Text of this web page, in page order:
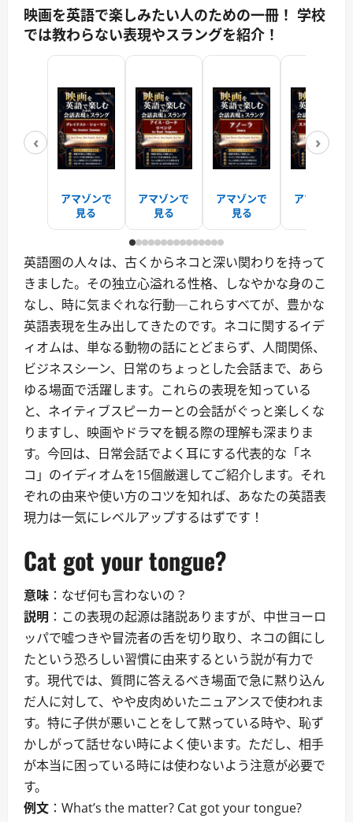
映画を英語で楽しみたい人のための一冊！ 学校
では教わらない表現やスラングを紹介！
‹
アマゾンで
見る
アマゾンで
見る
アマゾンで
見る
アマゾンで
›
英語圏の人々は、古くからネコと深い関わりを持って
きました。その独立心溢れる性格、しなやかな身のこ
なし、時に気まぐれな行動─これらすべてが、豊かな
英語表現を生み出してきたのです。ネコに関するイデ
ィオムは、単なる動物の話にとどまらず、人間関係、
ビジネスシーン、日常のちょっとした会話まで、あら
ゆる場面で活躍します。これらの表現を知っている
と、ネイティブスピーカーとの会話がぐっと楽しくな
りますし、映画やドラマを観る際の理解も深まりま
す。今回は、日常会話でよく耳にする代表的な「ネ
コ」のイディオムを15個厳選してご紹介します。それ
ぞれの由来や使い方のコツを知れば、あなたの英語表
現力は一気にレベルアップするはずです！
Cat got your tongue?
意味 ：なぜ何も言わないの？
説明 ：この表現の起源は諸説ありますが、中世ヨーロ
ッパで嘘つきや冒涜者の舌を切り取り、ネコの餌にし
たという恐ろしい習慣に由来するという説が有力で
す。現代では、質問に答えるべき場面で急に黙り込ん
だ人に対して、やや皮肉めいたニュアンスで使われま
す。特に子供が悪いことをして黙っている時や、恥ず
かしがって話せない時によく使います。ただし、相手
が本当に困っている時には使わないよう注意が必要で
す。
例文 ：What’s the matter? Cat got your tongue?